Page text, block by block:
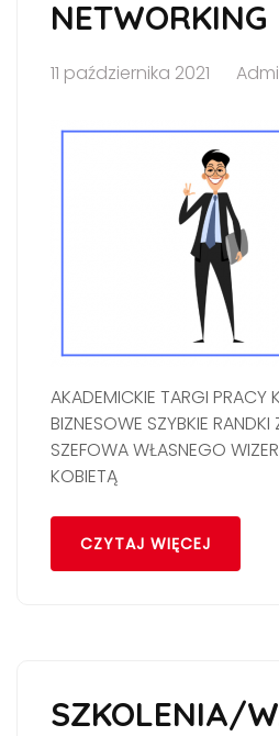
NETWORKING
11 października 2021
AKADEMICKIE TARGI PRACY
BIZNESOWE SZYBKIE
SZEFOWA WŁASNEGO
KOBIETĄ
CZYTAJ WIĘCEJ
SZKOLENIA/